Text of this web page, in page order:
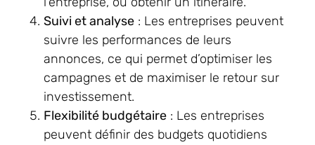
Suivi et analyse : Les entreprises peuvent
suivre les performances de leurs
annonces, ce qui permet d’optimiser les
campagnes et de maximiser le retour sur
investissement.
Flexibilité budgétaire : Les entreprises
peuvent définir des budgets quotidiens